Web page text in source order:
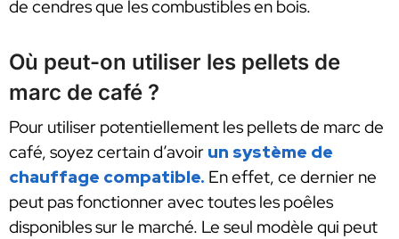
de cendres que les combustibles en bois.
Où peut-on utiliser les pellets de
marc de café ?
Pour utiliser potentiellement les pellets de marc de
café, soyez certain d’avoir un système de
chauffage compatible. En effet, ce dernier ne
peut pas fonctionner avec toutes les poêles
disponibles sur le marché. Le seul modèle qui peut